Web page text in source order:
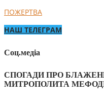
ПОЖЕРТВА
НАШ ТЕЛЕГРАМ
Соц.медіа
СПОГАДИ ПРО
МИТРОПОЛИТА